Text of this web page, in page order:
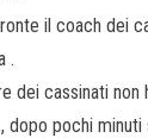
il coach dei
.
dei cassinati
dopo pochi